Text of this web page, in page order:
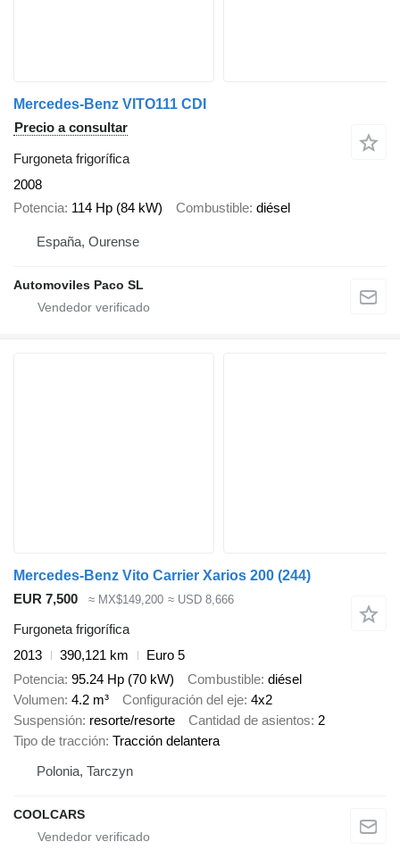
Mercedes-Benz VITO111 CDI
Precio a consultar
Furgoneta frigorífica
2008
Potencia 114 Hp (84 kW) Combustible diésel
España, Ourense
Automoviles Paco SL
Mercedes-Benz Vito Carrier Xarios 200 (244)
EUR 7,500
≈ MX$149,200 ≈ USD 8,666
Furgoneta frigorífica
2013
390,121 km
Euro 5
Potencia 95.24 Hp (70 kW) Combustible diésel
Volumen 4.2 m³ Configuración del eje 4x2
Suspensión resorte/resorte Cantidad de asientos 2
Tipo de tracción Tracción delantera
Polonia, Tarczyn
COOLCARS